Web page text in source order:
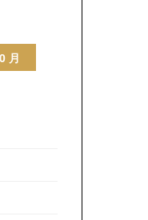
月